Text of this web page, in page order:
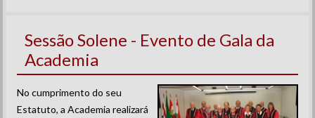
Sessão Solene - Evento de Gala da
Academia
No cumprimento do seu
Estatuto, a Academia realizará